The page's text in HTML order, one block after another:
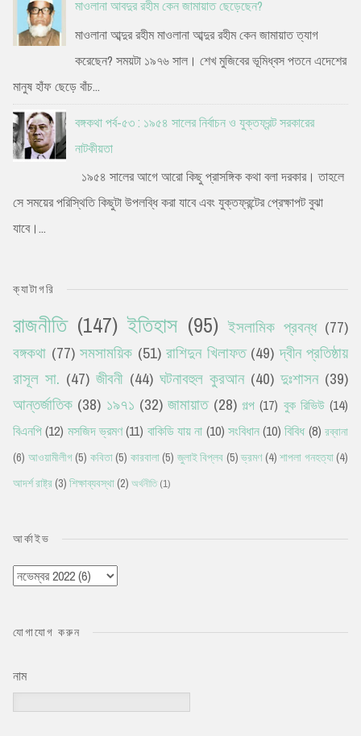
মাওলানা আবদুর রহীম কেন জামায়াত ছেড়েছেন?
মাওলানা আব্দুর রহীম মাওলানা আব্দুর রহীম কেন জামায়াত ত্যাগ
করেছেন? সময়টা ১৯৭৬ সাল। শেখ মুজিবের ভূমিধ্বস পতনে এদেশের
মানুষ হাঁফ ছেড়ে বাঁচ...
বঙ্গকথা পর্ব-৫৩ : ১৯৫৪ সালের নির্বাচন ও যুক্তফ্রন্ট সরকারের
নাটকীয়তা
১৯৫৪ সালের আগে আরো কিছু প্রাসঙ্গিক কথা বলা দরকার। তাহলে
সে সময়ের পরিস্থিতি কিছুটা উপলব্ধি করা যাবে এবং যুক্তফ্রন্টের প্রেক্ষাপট বুঝা
যাবে।...
ক্যাটাগরি
রাজনীতি (147) ইতিহাস (95) ইসলামিক প্রবন্ধ (77)
বঙ্গকথা (77) সমসাময়িক (51) রাশিদুন খিলাফত (49) দ্বীন প্রতিষ্ঠায়
রাসূল সা. (47) জীবনী (44) ঘটনাবহুল কুরআন (40) দুঃশাসন (39)
আন্তর্জাতিক (38) ১৯৭১ (32) জামায়াত (28) গল্প (17) বুক রিভিউ (14)
বিএনপি(12) মসজিদ ভ্রমণ(11) বাকিডি যায় না (10) সংবিধান(10) বিবিধ (8) রব্বানা
(6) আওয়ামীলীগ (5) কবিতা (5) কারবালা (5) জুলাই বিপ্লব (5) ভ্রমণ (4) শাপলা গনহত্যা (4)
আদর্শ রাষ্ট্র (3) শিক্ষাব্যবস্থা (2) অর্থনীতি (1)
আর্কাইভ
যোগাযোগ করুন
নাম